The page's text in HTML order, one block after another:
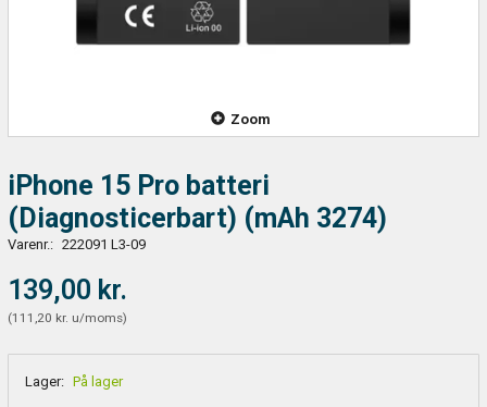
Zoom
iPhone 15 Pro batteri
(Diagnosticerbart) (mAh 3274)
Varenr.: 222091 L3-09
139,00 kr.
(111,20 kr. u/moms)
Lager: På lager